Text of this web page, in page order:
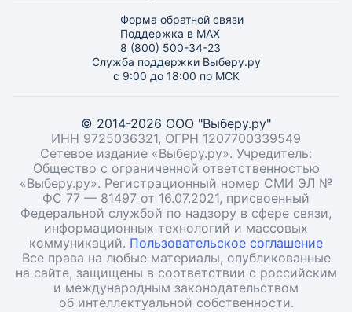
Форма обратной связи
Поддержка в MAX
8 (800) 500-34-23
Служба поддержки Выберу.ру
с 9:00 до 18:00 по МСК
© 2014-2026 ООО "Выберу.ру"
ИНН 9725036321, ОГРН 1207700339549
Сетевое издание «Выберу.ру». Учредитель:
Общество с ограниченной ответственностью
«Выберу.ру». Регистрационный номер СМИ ЭЛ №
ФС 77 — 81497 от 16.07.2021, присвоенный
Федеральной службой по надзору в сфере связи,
информационных технологий и массовых
коммуникаций. Пользовательское соглашение
Все права на любые материалы, опубликованные
на сайте, защищены в соответствии с российским
и международным законодательством
об интеллектуальной собственности.